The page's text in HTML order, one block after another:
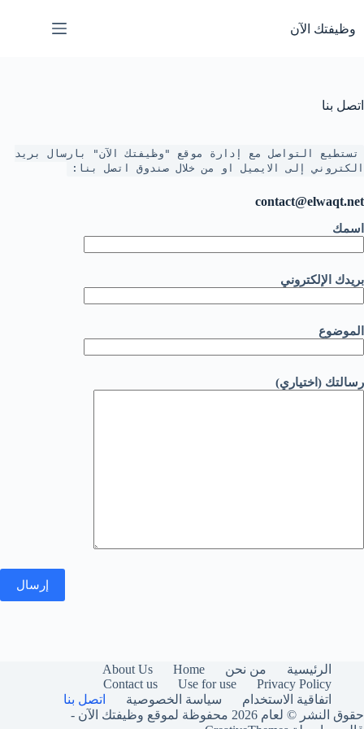
المحتوى
وظيفتك الآن
اتصل بنا
تستطيع التواصل مع إدارة موقع "وظيفتك الآن" بارسال بريد
الكتروني إلى الايميل او من خلال صندوق اتصل بنا:
contact@elwaqt.net
اسمك
بريدك الإلكتروني
الموضوع
رسالتك (اختياري)
الرئيسية من نحن Home
About Us
Privacy Policy
Use for use
Contact us
اتفاقية الاستخدام
سياسة الخصوصية
اتصل بنا
حقوق النشر © لعام 2026 محفوظة لموقع وظيفتك الآن -